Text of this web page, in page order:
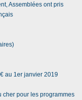
Assemblées ont pris
au 1er janvier 2019
cher pour les programmes